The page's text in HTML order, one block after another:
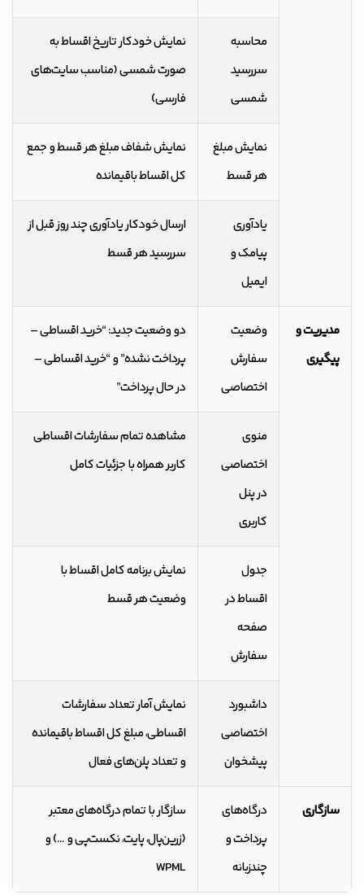
محاسبه
سررسید
شمسی
نمایش خودکار تاریخ اقساط به
صورت شمسی (مناسب سایت‌های
فارسی)
نمایش مبلغ
هر قسط
نمایش شفاف مبلغ هر قسط و جمع
کل اقساط باقیمانده
یادآوری
پیامک و
ایمیل
ارسال خودکار یادآوری چند روز قبل از
سررسید هر قسط
مدیریت و
پیگیری
وضعیت
سفارش
اختصاصی
دو وضعیت جدید: “خرید اقساطی –
پرداخت نشده” و “خرید اقساطی –
در حال پرداخت”
منوی
اختصاصی
در پنل
کاربری
مشاهده تمام سفارشات اقساطی
کاربر همراه با جزئیات کامل
جدول
اقساط در
صفحه
سفارش
نمایش برنامه کامل اقساط با
وضعیت هر قسط
داشبورد
اختصاصی
پیشخوان
نمایش آمار تعداد سفارشات
اقساطی، مبلغ کل اقساط باقیمانده
و تعداد پلن‌های فعال
سازگاری
درگاه‌های
پرداخت و
چندزبانه
سازگار با تمام درگاه‌های معتبر
(زرین‌پال، پایت، نکست‌پی و …) و
WPML